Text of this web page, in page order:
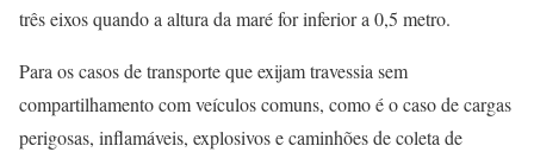
três eixos quando a altura da maré for inferior a 0,5 metro.
Para os casos de transporte que exijam travessia sem
compartilhamento com veículos comuns, como é o caso de cargas
perigosas, inflamáveis, explosivos e caminhões de coleta de